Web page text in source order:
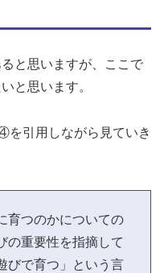
ると思いますが、ここで
と思います。
を引用しながら見ていき
育つのかについての
の重要性を指摘して
びで育つ」という言